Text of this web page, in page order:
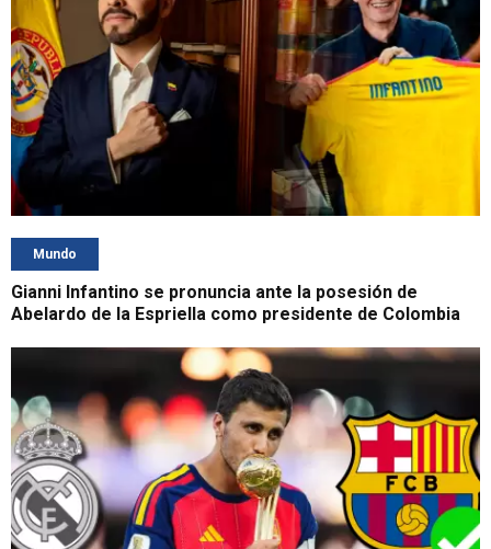
Mundo
Gianni Infantino se pronuncia ante la posesión de
Abelardo de la Espriella como presidente de Colombia